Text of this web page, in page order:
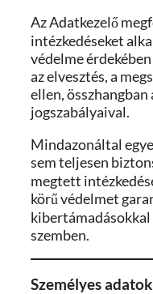
Az Adatkezelő
intézkedéseket
védelme
az elvesztés, a
ellen,
jogszabályaival.
Mindazonáltal
sem teljesen
megtett
körű védelmet
szemben.
Személyes